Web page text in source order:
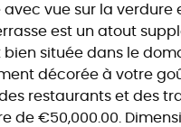
vue sur la
est un atout
située dans le
décorée à votre
restaurants et des
de €50,000.00.